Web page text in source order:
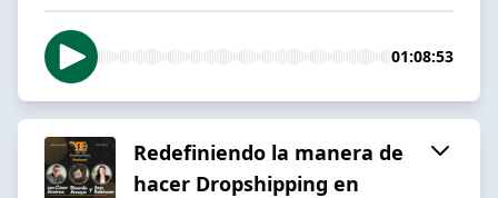
01:08:53
Redefiniendo la manera de
hacer Dropshipping en